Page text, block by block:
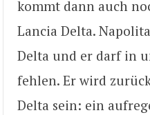
kommt dann auch
Lancia Delta.
Delta und er darf in
fehlen. Er wird
Delta sein: ein